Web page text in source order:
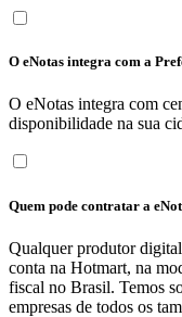
O eNotas integra com a
O eNotas integra com
disponibilidade na sua
Quem pode contratar a
Qualquer produtor
conta na Hotmart, na
fiscal no Brasil. Temos
empresas de todos os